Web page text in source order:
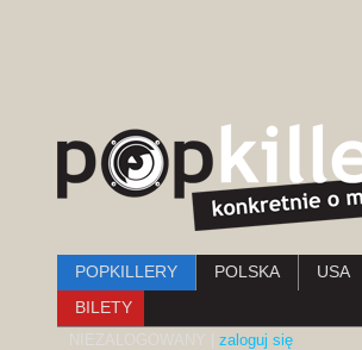
Menu główne
POPKILLERY POLSKA
USA
BILETY
NIEZALOGOWANY | zaloguj się